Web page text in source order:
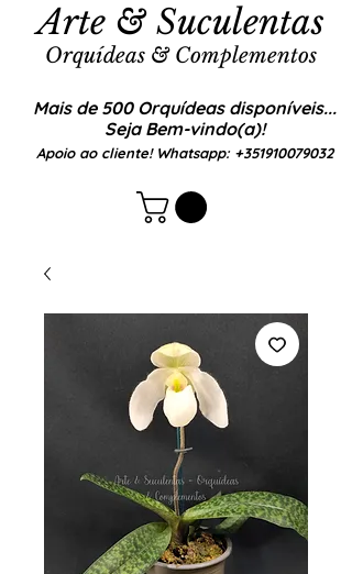
Mais de 500 Orquídeas disponíveis...
Seja Bem-vindo(a)!
Apoio ao cliente! Whatsapp: +351910079032
Arte & Suculentas
Orquídeas & Complementos